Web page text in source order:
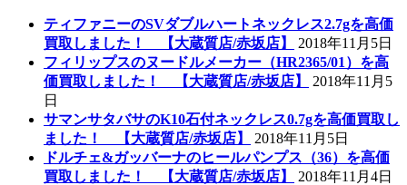
ティファニーのSVダブルハートネックレス2.7gを高価
買取しました！ 【大蔵質店/赤坂店】
2018年11月5日
フィリップスのヌードルメーカー（HR2365/01）を高
価買取しました！ 【大蔵質店/赤坂店】
2018年11月5
日
サマンサタバサのK10石付ネックレス0.7gを高価買取し
ました！ 【大蔵質店/赤坂店】
2018年11月5日
ドルチェ&ガッバーナのヒールパンプス（36）を高価
買取しました！ 【大蔵質店/赤坂店】
2018年11月4日